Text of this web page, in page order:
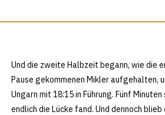
Und die zweite Halbzeit begann, wie die
Pause gekommenen Mikler aufgehalten,
Ungarn mit 18:15 in Führung. Fünf
endlich die Lücke fand. Und dennoch